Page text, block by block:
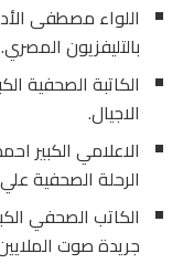
اللواء مصطفى
بالتليفزيون المصري.
الكاتبة الصحفية
الاجيال.
الاعلامي الكبير
الرحلة الصحفية علي
الكاتب الصحفي
جريدة صوت